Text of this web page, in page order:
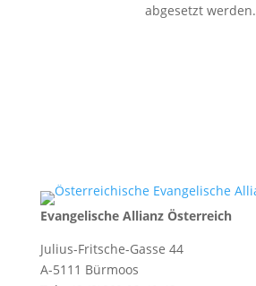
abgesetzt werden.
Evangelische Allianz Österreich
Julius-Fritsche-Gasse 44
A-5111 Bürmoos